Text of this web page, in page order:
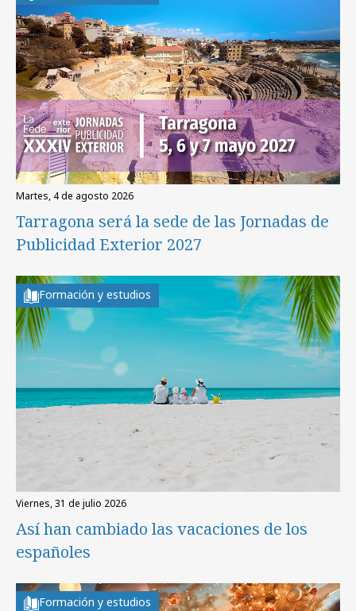
martes, 4 de agosto 2026
Tarragona será la sede de las Jornadas de
Publicidad Exterior 2027
Formación y estudios
viernes, 31 de julio 2026
Así han cambiado las vacaciones de los
españoles
Formación y estudios